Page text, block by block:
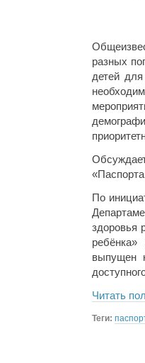
разных
детей
По
здоровья
выпущен
Читать
Теги: